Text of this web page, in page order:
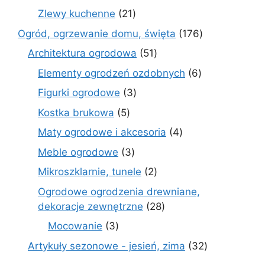
produktów
Zlewy kuchenne 2121
produktów
Ogród, ogrzewanie domu, święta 176176
Architektura ogrodowa 5151
produktów
Elementy ogrodzeń ozdobnych 66
Figurki ogrodowe 33
Kostka brukowa 55
produktów
Maty ogrodowe i akcesoria 44
Meble ogrodowe 33
produkty
Mikroszklarnie, tunele 22
produkty
Ogrodowe ogrodzenia drewniane,
dekoracje zewnętrzne
2828
Mocowanie 33
produkty
Artykuły sezonowe - jesień, zima 3232